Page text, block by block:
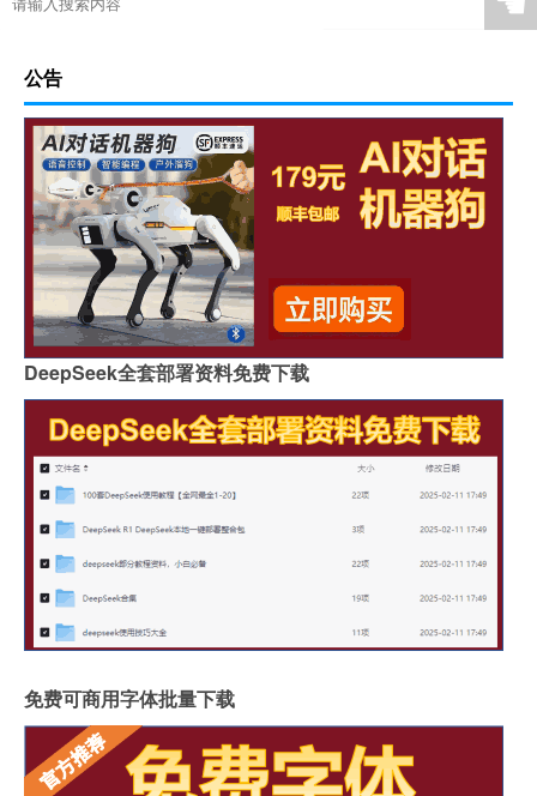
公告
DeepSeek全套部署资料免费下载
免费可商用字体批量下载